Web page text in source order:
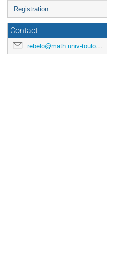
Registration
Contact
rebelo@math.univ-toulouse.fr